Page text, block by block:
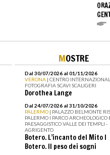
MOSTRE
Dal 30/07/2026 al 01/11/2026
VERONA | CENTRO
FOTOGRAFIA SCAVI SCALIGERI
Dorothea Lange
Dal 24/07/2026 al 31/10/2026
PALERMO | PALAZZO BELMONTE
PALERMO I PARCO ARCHEOLOGICO
PAESAGGISTICO VALLE DEI TEMPLI -
AGRIGENTO
Botero. L’incanto del Mito I
Botero. Il peso dei sogni